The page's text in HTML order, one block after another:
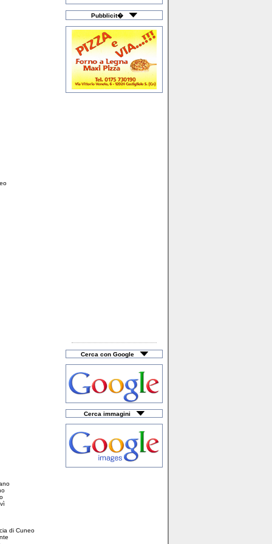
Materiali Plastici
Merceria & Intimo
Mobili & Arredamento
Moda Bimbo
Moto & Scooter
Noleggio Auto
Noleggio Camper
Officine Meccaniche
Onoranze Funebri
Orologerie
Ortopedie & Sanitari
Ottica
Pubblicit�
Cerca con Google
Cerca immagini
di Cuneo